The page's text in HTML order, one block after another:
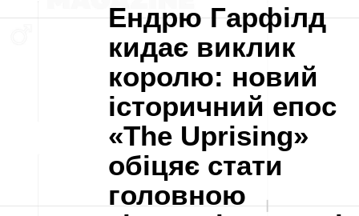
Ендрю Гарфілд
кидає виклик
королю: новий
історичний епос
«The Uprising»
обіцяє стати
головною